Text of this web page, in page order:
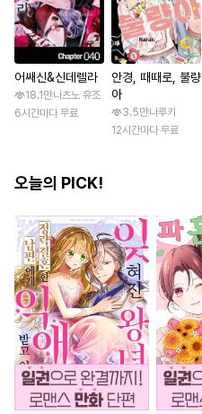
어쌔신&신데렐라
18.1만나츠노 유조
6시간마다 무료
안경, 때때로, 불량
아
3.5만나루키
12시간마다 무료
오늘의 PICK!